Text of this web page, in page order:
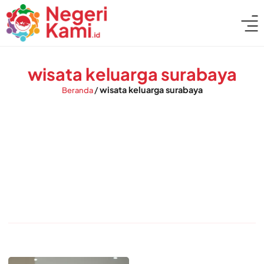
wisata keluarga surabaya
Beranda/wisata keluarga surabaya